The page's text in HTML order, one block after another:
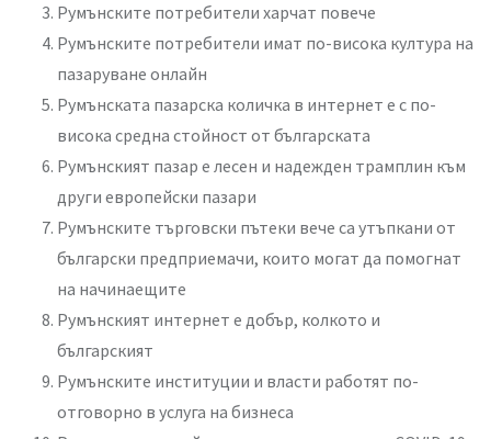
Румънските потребители харчат повече
Румънските потребители имат по-висока култура на
пазаруване онлайн
Румънската пазарска количка в интернет е с по-
висока средна стойност от българската
Румънският пазар е лесен и надежден трамплин към
други европейски пазари
Румънските търговски пътеки вече са утъпкани от
български предприемачи, които могат да помогнат
на начинаещите
Румънският интернет е добър, колкото и
българският
Румънските институции и власти работят по-
отговорно в услуга на бизнеса